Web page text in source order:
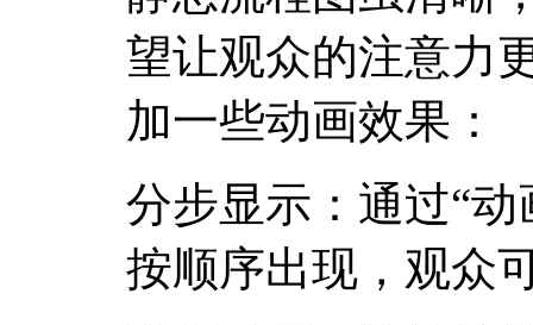
望让观众的注意力
加一些动画效果：
分步显示：通过“
按顺序出现，观众